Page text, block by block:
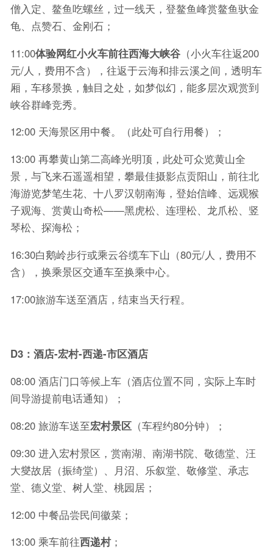
僧入定、鳌鱼吃螺丝，过一线天，登鳌鱼峰赏鳌鱼驮金
龟、点赞石、金刚石；
11:00体验网红小火车前往西海大峡谷（小火车往返200
元/人，费用不含），往返于云海和排云溪之间，透明车
厢，车移景换，触目之处，如梦似幻，能多层次观赏到
峡谷群峰竞秀。
12:00 天海景区用中餐。（此处可自行用餐）；
13:00 再攀黄山第二高峰光明顶，此处可众览黄山全
景，与飞来石遥遥相望，攀最佳摄影点贡阳山，前往北
海游览梦笔生花、十八罗汉朝南海，登始信峰、远观猴
子观海、赏黄山奇松——黑虎松、连理松、龙爪松、竖
琴松、探海松；
16:30白鹅岭步行或乘云谷缆车下山（80元/人，费用不
含），换乘景区交通车至换乘中心。
17:00旅游车送至酒店，结束当天行程。
D3：酒店-宏村-西递-市区酒店
08:00 酒店门口等候上车（酒店位置不同，实际上车时
间导游提前电话通知）；
08:20 旅游车送至宏村景区（车程约80分钟）；
09:30 进入宏村景区，赏南湖、南湖书院、敬德堂、汪
大燮故居（振绮堂）、月沼、乐叙堂、敬修堂、承志
堂、德义堂、树人堂、桃园居；
12:00 中餐品尝民间徽菜；
13:00 乘车前往西递村；